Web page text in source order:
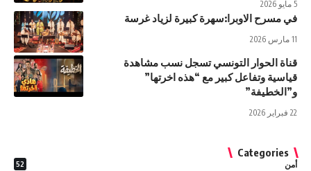
في مسرح الاوبرا:سهرة كبيرة لزياد غرسة
قناة الحوار التونسي تسجل نسب مشاهدة
قياسية وتفاعل كبير مع “هذه اخرتها”
و”الخطيفة”
Categories
أمن 52